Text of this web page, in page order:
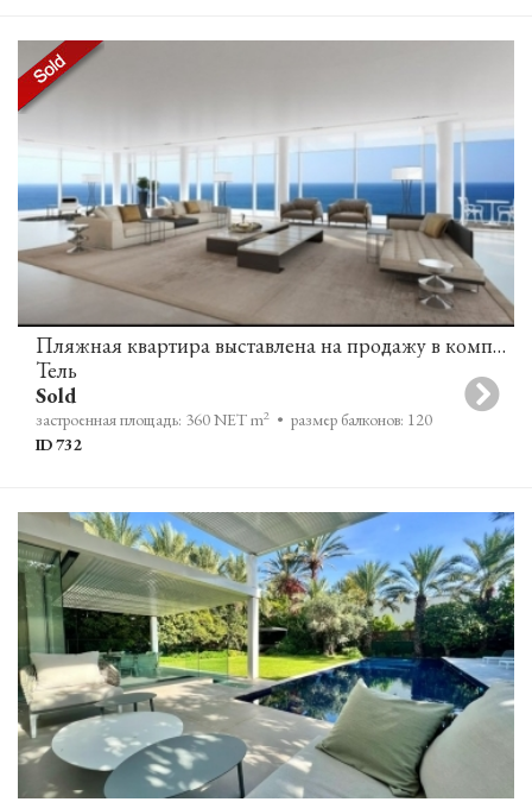
Пляжная квартира выставлена на продажу в комплексе David Promenade Towers
Тель
Sold
застроенная площадь: 360 NET m2 • размер балконов: 120
ID 732